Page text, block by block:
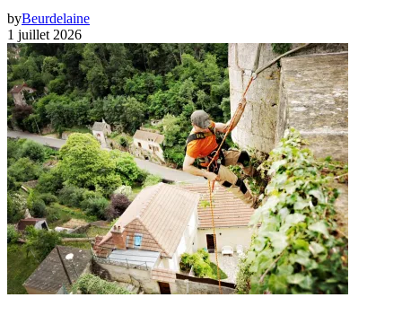
byBeurdelaine
1 juillet 2026